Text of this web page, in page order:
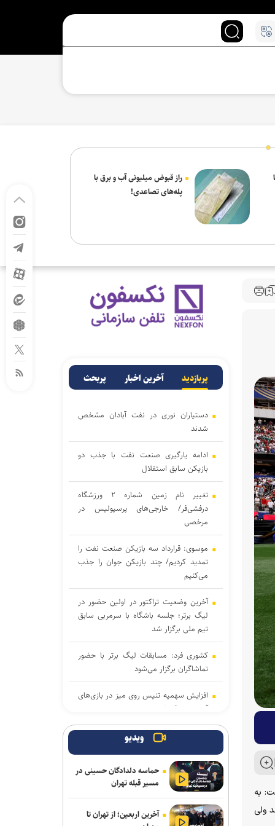
راز قبوض میلیونی آب و برق با
پله‌های تصاعدی!
بلژیک در جام جهانی ۲۰۲۶ اظهار داشت: به
ولی
پربازدید آخرین اخبار پربحث
دستیاران نوری در نفت آبادان مشخص
شدند
ادامه یارگیری صنعت نفت با جذب دو
بازیکن سابق استقلال
تغییر نام زمین شماره ۲ ورزشگاه
درفشی‌فر/ خارجی‌های پرسپولیس در
مرخصی
موسوی: قرارداد سه بازیکن صنعت نفت را
تمدید کردیم/ چند بازیکن جوان را جذب
می‌کنیم
آخرین وضعیت تراکتور در اولین حضور در
لیگ برتر؛ جلسه باشگاه با سرمربی سابق
تیم ملی برگزار شد
کشوری فرد: مسابقات لیگ برتر با حضور
تماشاگران برگزار می‌شود
افزایش سهمیه تنیس روی میز در بازی‌های
آسیایی ناگویا/ اردوی فرانسه در انتظار
ملی‌پوشان پینگ پنگ
جزئیات حضور واسعی در سپاهان
لغو دیدار دوستانه با پرسپولیس/ فجری‌ها
به مصاف تیم ملی جوانان می‌روند
ویدیو
حماسه دلدادگان حسینی در
مسیر قبله تهران
آخرین اربعین؛ از تهران تا